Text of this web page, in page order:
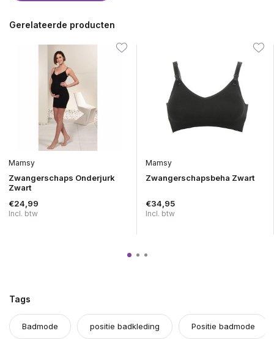
Gerelateerde producten
Mamsy
Zwangerschaps Onderjurk
Zwart
€24,99
Incl. btw
Mamsy
Zwangerschapsbeha Zwart
€34,95
Incl. btw
Tags
Badmode positie badkleding Positie badmode